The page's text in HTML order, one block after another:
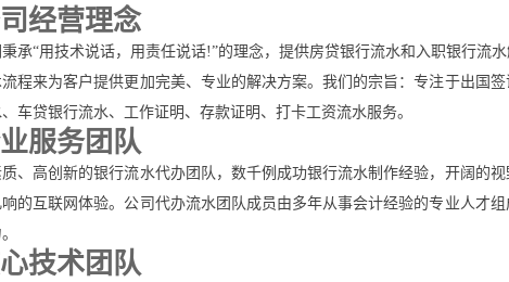
经营理念
承“用技术说话，用责任说话!”的理念，提供房贷银行流水和入职银行流
程来为客户提供更加完美、专业的解决方案。我们的宗旨：专注于出国
车贷银行流水、工作证明、存款证明、打卡工资流水服务。
服务团队
质、高创新的银行流水代办团队，数千例成功银行流水制作经验，开阔的
响的互联网体验。公司代办流水团队成员由多年从事会计经验的专业人才
技术团队